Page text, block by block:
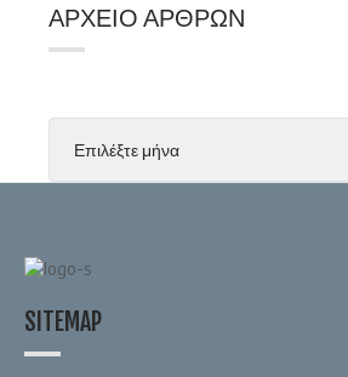
ΑΡΧΕΊΟ ΆΡΘΡΩΝ
SITEMAP